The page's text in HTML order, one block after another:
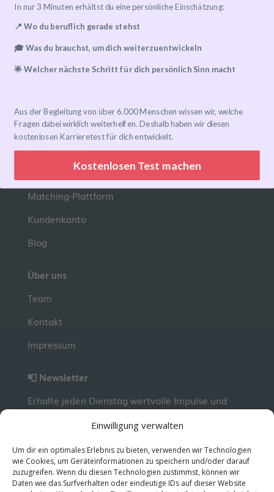
Einwilligung verwalten
Um dir ein optimales Erlebnis zu bieten, verwenden wir Technologien
wie Cookies, um Geräteinformationen zu speichern und/oder darauf
zuzugreifen. Wenn du diesen Technologien zustimmst, können wir
Daten wie das Surfverhalten oder eindeutige IDs auf dieser Website
Mentor*in finden
Ablauf
Preise
Links
Eventkalender
Community-Gruppen
Matching-Plattform
Kundenkonto
Blog
Über uns
Team
Kontakt
Impressum
📮 Newsletter
Erhalte jeden Dienstag wertvolle Impulse und
kostenlos abonnieren!
© 2026 MentorMe. Alle Rechte vorbehalten.
In nur 3 Minuten erhältst du eine persönliche Einschätzung:
📍 Wo du beruflich gerade stehst
🎓 Was du brauchst, um dich weiterzuentwickeln
🌟 Welcher nächste Schritt für dich persönlich Sinn macht
Aus der Begleitung von über 6.000 Menschen wissen wir, welche
Fragen dabei wirklich weiterhelfen. Deshalb haben wir diesen
kostenlosen Karrieretest für dich entwickelt.
Kostenlosen Test machen